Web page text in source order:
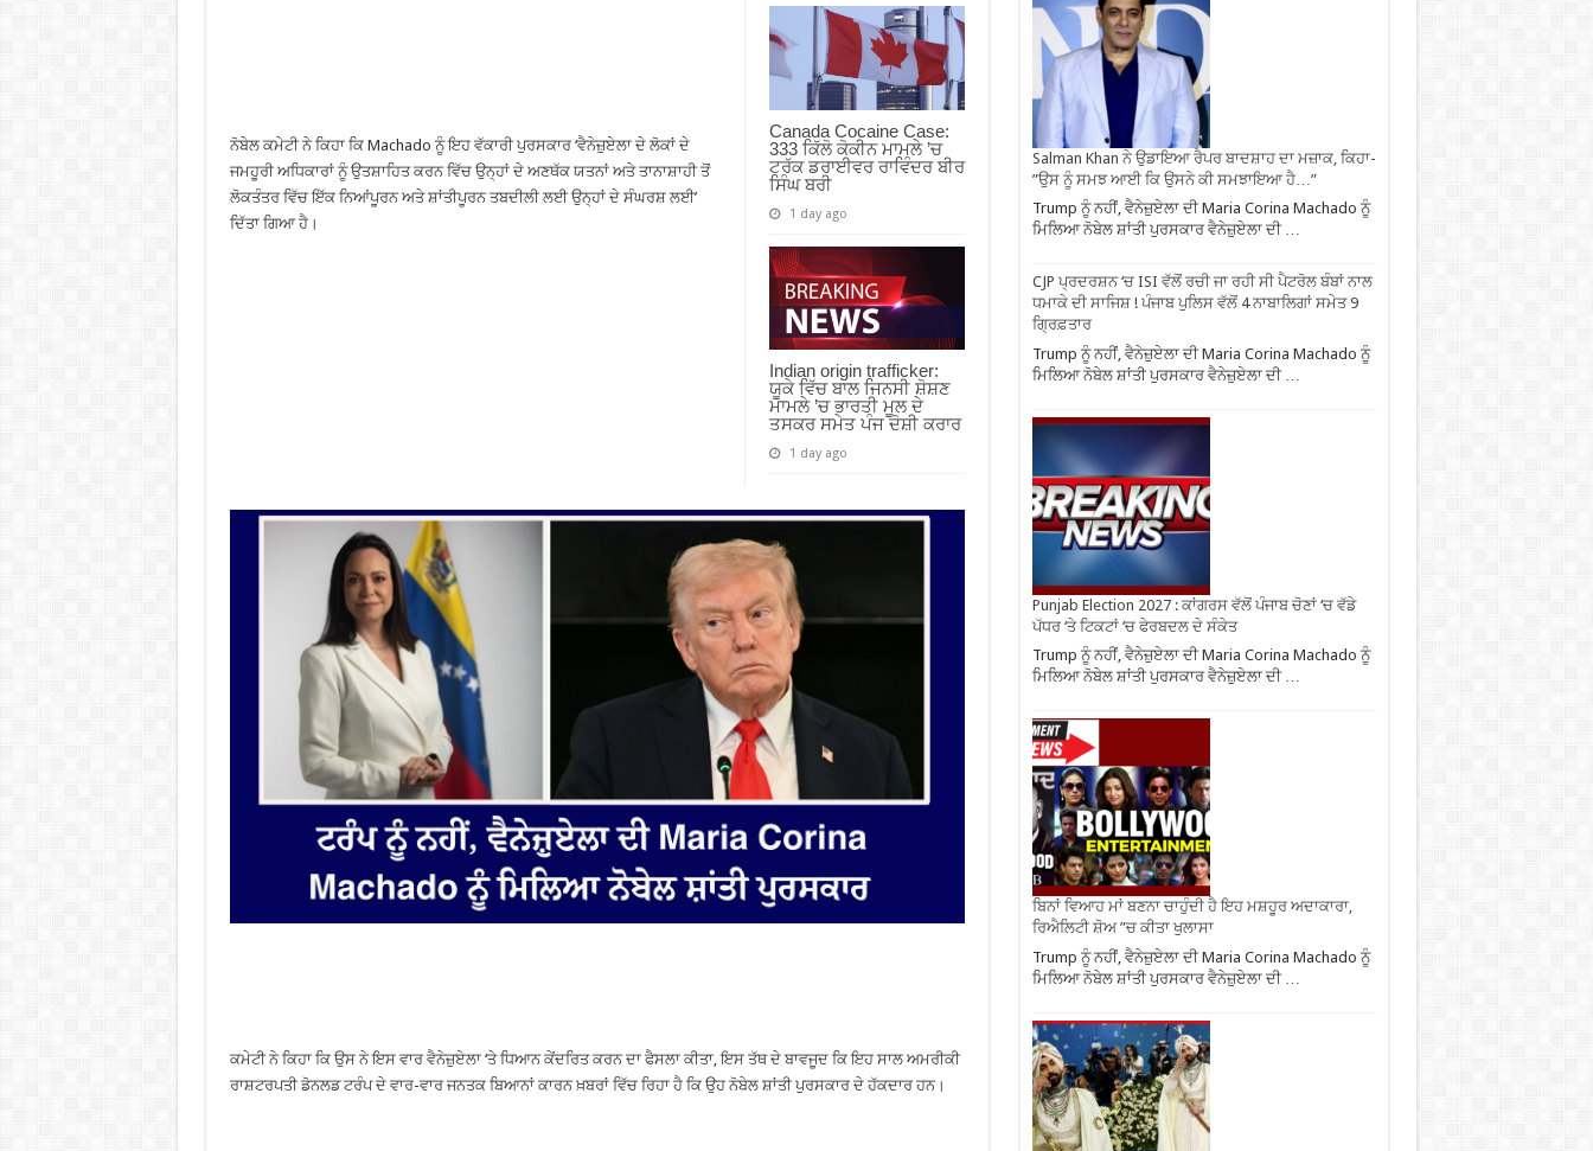
Canada Cocaine Case:
333 ਕਿੱਲੋ ਕੋਕੀਨ ਮਾਮਲੇ ’ਚ
ਟਰੱਕ ਡਰਾਈਵਰ ਰਾਵਿੰਦਰ ਬੀਰ
ਸਿੰਘ ਬਰੀ
1 day ago
Indian origin trafficker:
ਯੂਕੇ ਵਿੱਚ ਬਾਲ ਜਿਨਸੀ ਸ਼ੋਸ਼ਣ
ਮਾਮਲੇ ’ਚ ਭਾਰਤੀ ਮੂਲ ਦੇ
ਤਸਕਰ ਸਮੇਤ ਪੰਜ ਦੋਸ਼ੀ ਕਰਾਰ
1 day ago
ਨੋਬੇਲ ਕਮੇਟੀ ਨੇ ਕਿਹਾ ਕਿ Machado ਨੂੰ ਇਹ ਵੱਕਾਰੀ ਪੁਰਸਕਾਰ ‘ਵੈਨੇਜ਼ੁਏਲਾ ਦੇ ਲੋਕਾਂ ਦੇ
ਜਮਹੂਰੀ ਅਧਿਕਾਰਾਂ ਨੂੰ ਉਤਸ਼ਾਹਿਤ ਕਰਨ ਵਿੱਚ ਉਨ੍ਹਾਂ ਦੇ ਅਣਥੱਕ ਯਤਨਾਂ ਅਤੇ ਤਾਨਾਸ਼ਾਹੀ ਤੋਂ
ਲੋਕਤੰਤਰ ਵਿੱਚ ਇੱਕ ਨਿਆਂਪੂਰਨ ਅਤੇ ਸ਼ਾਂਤੀਪੂਰਨ ਤਬਦੀਲੀ ਲਈ ਉਨ੍ਹਾਂ ਦੇ ਸੰਘਰਸ਼ ਲਈ’
ਦਿੱਤਾ ਗਿਆ ਹੈ।
ਕਮੇਟੀ ਨੇ ਕਿਹਾ ਕਿ ਉਸ ਨੇ ਇਸ ਵਾਰ ਵੈਨੇਜ਼ੁਏਲਾ ‘ਤੇ ਧਿਆਨ ਕੇਂਦਰਿਤ ਕਰਨ ਦਾ ਫੈਸਲਾ ਕੀਤਾ, ਇਸ ਤੱਥ ਦੇ ਬਾਵਜੂਦ ਕਿ ਇਹ ਸਾਲ ਅਮਰੀਕੀ
ਰਾਸ਼ਟਰਪਤੀ ਡੋਨਲਡ ਟਰੰਪ ਦੇ ਵਾਰ-ਵਾਰ ਜਨਤਕ ਬਿਆਨਾਂ ਕਾਰਨ ਖ਼ਬਰਾਂ ਵਿੱਚ ਰਿਹਾ ਹੈ ਕਿ ਉਹ ਨੋਬੇਲ ਸ਼ਾਂਤੀ ਪੁਰਸਕਾਰ ਦੇ ਹੱਕਦਾਰ ਹਨ।
Salman Khan ਨੇ ਉਡਾਇਆ ਰੈਪਰ ਬਾਦਸ਼ਾਹ ਦਾ ਮਜ਼ਾਕ, ਕਿਹਾ-
”ਉਸ ਨੂੰ ਸਮਝ ਆਈ ਕਿ ਉਸਨੇ ਕੀ ਸਮਝਾਇਆ ਹੈ…”
Trump ਨੂੰ ਨਹੀਂ, ਵੈਨੇਜ਼ੁਏਲਾ ਦੀ Maria Corina Machado ਨੂੰ
ਮਿਲਿਆ ਨੋਬੇਲ ਸ਼ਾਂਤੀ ਪੁਰਸਕਾਰ ਵੈਨੇਜ਼ੁਏਲਾ ਦੀ …
CJP ਪ੍ਰਦਰਸ਼ਨ ‘ਚ ISI ਵੱਲੋਂ ਰਚੀ ਜਾ ਰਹੀ ਸੀ ਪੈਟਰੋਲ ਬੰਬਾਂ ਨਾਲ
ਧਮਾਕੇ ਦੀ ਸਾਜਿਸ਼ ! ਪੰਜਾਬ ਪੁਲਿਸ ਵੱਲੋਂ 4 ਨਾਬਾਲਿਗਾਂ ਸਮੇਤ 9
ਗ੍ਰਿਫ਼ਤਾਰ
Trump ਨੂੰ ਨਹੀਂ, ਵੈਨੇਜ਼ੁਏਲਾ ਦੀ Maria Corina Machado ਨੂੰ
ਮਿਲਿਆ ਨੋਬੇਲ ਸ਼ਾਂਤੀ ਪੁਰਸਕਾਰ ਵੈਨੇਜ਼ੁਏਲਾ ਦੀ …
Punjab Election 2027 : ਕਾਂਗਰਸ ਵੱਲੋਂ ਪੰਜਾਬ ਚੋਣਾਂ ‘ਚ ਵੱਡੇ
ਪੱਧਰ ‘ਤੇ ਟਿਕਟਾਂ ‘ਚ ਫੇਰਬਦਲ ਦੇ ਸੰਕੇਤ
Trump ਨੂੰ ਨਹੀਂ, ਵੈਨੇਜ਼ੁਏਲਾ ਦੀ Maria Corina Machado ਨੂੰ
ਮਿਲਿਆ ਨੋਬੇਲ ਸ਼ਾਂਤੀ ਪੁਰਸਕਾਰ ਵੈਨੇਜ਼ੁਏਲਾ ਦੀ …
ਬਿਨਾਂ ਵਿਆਹ ਮਾਂ ਬਣਨਾ ਚਾਹੁੰਦੀ ਹੈ ਇਹ ਮਸ਼ਹੂਰ ਅਦਾਕਾਰਾ,
ਰਿਐਲਿਟੀ ਸ਼ੋਅ ”ਚ ਕੀਤਾ ਖੁਲਾਸਾ
Trump ਨੂੰ ਨਹੀਂ, ਵੈਨੇਜ਼ੁਏਲਾ ਦੀ Maria Corina Machado ਨੂੰ
ਮਿਲਿਆ ਨੋਬੇਲ ਸ਼ਾਂਤੀ ਪੁਰਸਕਾਰ ਵੈਨੇਜ਼ੁਏਲਾ ਦੀ …